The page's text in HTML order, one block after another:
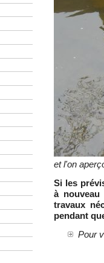
et l'on
Si les
à
travaux
pendant
Pour